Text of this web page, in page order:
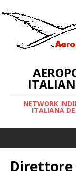
NETWORK
ITALIANA
Direttore